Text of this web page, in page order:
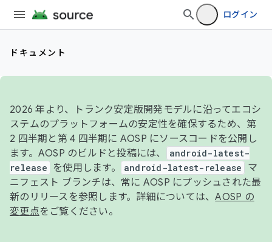
ログイン
ドキュメント
2026 年より、トランク安定版開発モデルに沿ってエコシ
ステムのプラットフォームの安定性を確保するため、第
2 四半期と第 4 四半期に AOSP にソースコードを公開し
ます。AOSP のビルドと投稿には、
android-latest-
release
を使用します。 android-latest-release
マ
ニフェスト ブランチは、常に AOSP にプッシュされた最
新のリリースを参照します。詳細については、AOSP の
変更点をご覧ください。